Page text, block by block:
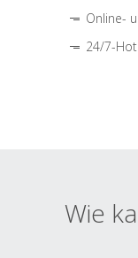
Online-
24/7-
Wie